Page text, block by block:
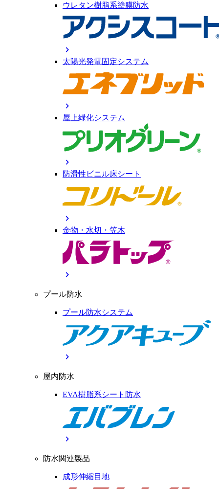
ウレタン樹脂系塗膜防水
chevron_right
太陽光発電固定システム
chevron_right
屋上緑化システム
chevron_right
防滑性ビニル床シート
chevron_right
金物・水切・笠木
chevron_right
プール防水
プール防水システム
chevron_right
屋内防水
EVA樹脂系シート防水
chevron_right
防水関連製品
成形伸縮目地